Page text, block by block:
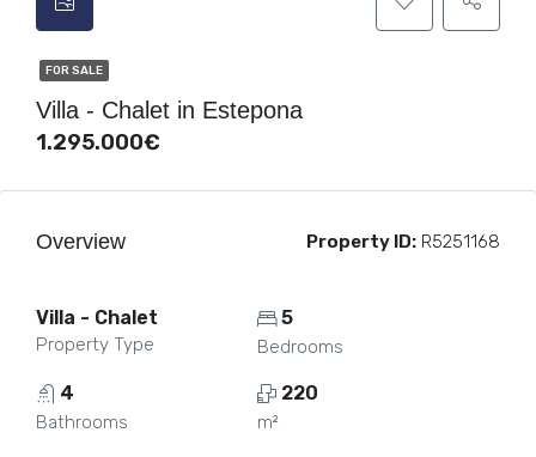
FOR SALE
Villa - Chalet in Estepona
1.295.000€
Overview Property ID: R5251168
Villa - Chalet
Property Type
5
Bedrooms
4
Bathrooms
220
m²